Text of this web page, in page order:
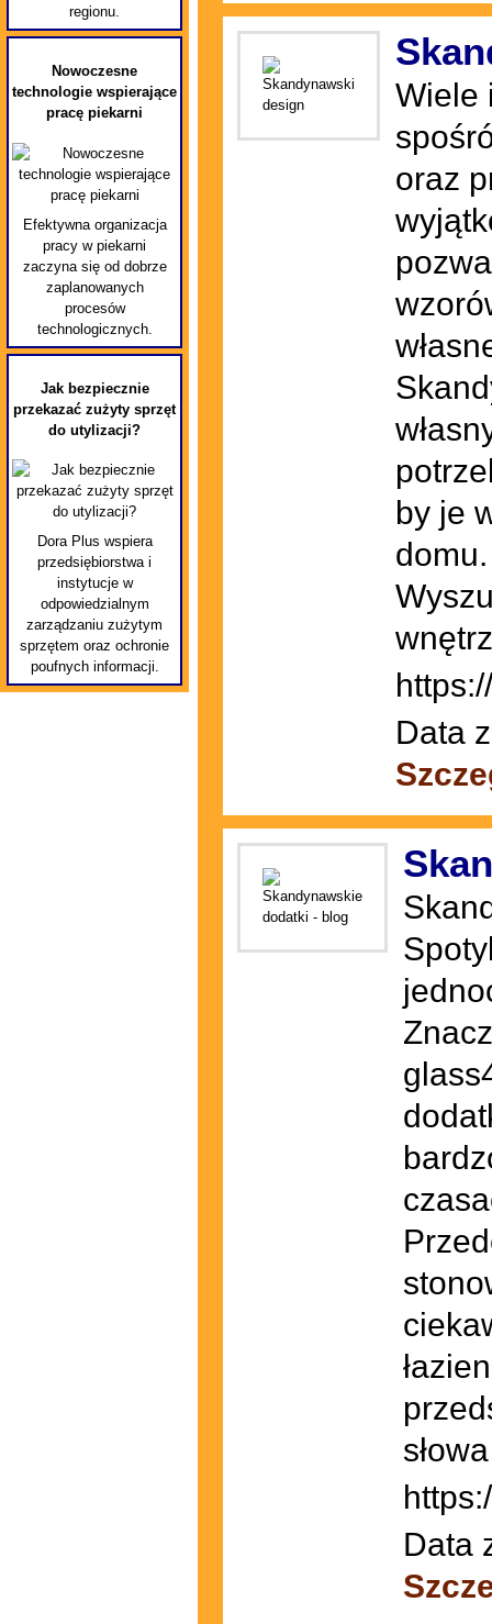
regionu.
Nowoczesne
technologie wspierające
pracę piekarni
Efektywna organizacja
pracy w piekarni
zaczyna się od dobrze
zaplanowanych
procesów
technologicznych.
Jak bezpiecznie
przekazać zużyty sprzęt
do utylizacji?
Dora Plus wspiera
przedsiębiorstwa i
instytucje w
odpowiedzialnym
zarządzaniu zużytym
sprzętem oraz ochronie
poufnych informacji.
Wiele
oraz
by je
Data
Data